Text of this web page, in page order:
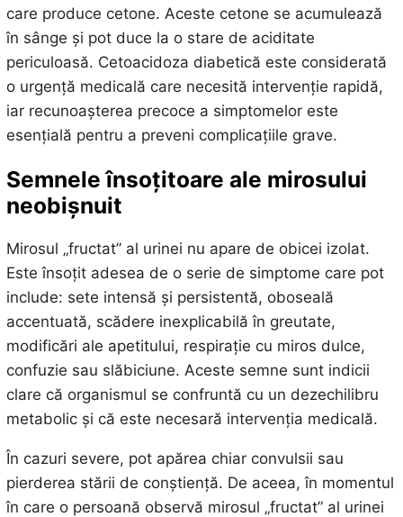
care produce cetone. Aceste cetone se acumulează
în sânge și pot duce la o stare de aciditate
periculoasă. Cetoacidoza diabetică este considerată
o urgență medicală care necesită intervenție rapidă,
iar recunoașterea precoce a simptomelor este
esențială pentru a preveni complicațiile grave.
Semnele însoțitoare ale mirosului
neobișnuit
Mirosul „fructat” al urinei nu apare de obicei izolat.
Este însoțit adesea de o serie de simptome care pot
include: sete intensă și persistentă, oboseală
accentuată, scădere inexplicabilă în greutate,
modificări ale apetitului, respirație cu miros dulce,
confuzie sau slăbiciune. Aceste semne sunt indicii
clare că organismul se confruntă cu un dezechilibru
metabolic și că este necesară intervenția medicală.
În cazuri severe, pot apărea chiar convulsii sau
pierderea stării de conștiență. De aceea, în momentul
în care o persoană observă mirosul „fructat” al urinei